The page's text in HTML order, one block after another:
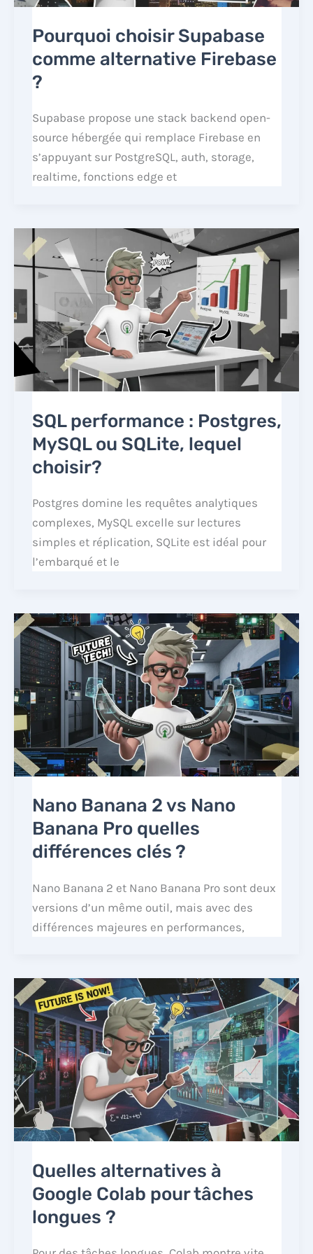
Pourquoi choisir Supabase
comme alternative Firebase
?
Supabase propose une stack backend open-
source hébergée qui remplace Firebase en
s’appuyant sur PostgreSQL, auth, storage,
realtime, fonctions edge et
SQL performance : Postgres,
MySQL ou SQLite, lequel
choisir?
Postgres domine les requêtes analytiques
complexes, MySQL excelle sur lectures
simples et réplication, SQLite est idéal pour
l’embarqué et le
Nano Banana 2 vs Nano
Banana Pro quelles
différences clés ?
Nano Banana 2 et Nano Banana Pro sont deux
versions d’un même outil, mais avec des
différences majeures en performances,
Quelles alternatives à
Google Colab pour tâches
longues ?